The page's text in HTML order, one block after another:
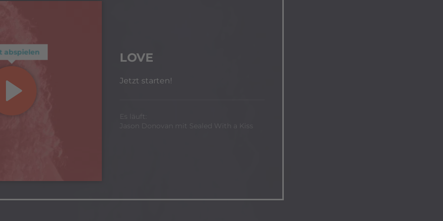
abspielen LOVE
Jetzt starten!
Es läuft:
Jason Donovan mit Sealed With a Kiss